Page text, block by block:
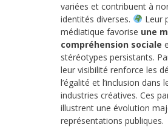
variées et contribuent à
identités diverses.
Leur
médiatique favorise une
compréhension sociale
stéréotypes persistants.
leur visibilité renforce les
l’égalité et l’inclusion dans
industries créatives. Ces
illustrent une évolution
représentations publiques.